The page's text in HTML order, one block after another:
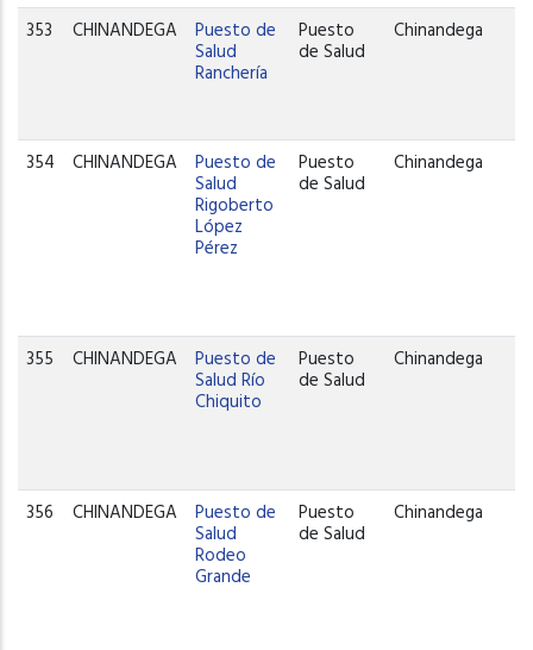
353 CHINANDEGA Puesto de
Salud
Ranchería
Puesto
de Salud
Chinandega
354 CHINANDEGA Puesto de
Salud
Rigoberto
López
Pérez
Puesto
de Salud
Chinandega
355 CHINANDEGA Puesto de
Salud Río
Chiquito
Puesto
de Salud
Chinandega
356 CHINANDEGA Puesto de
Salud
Rodeo
Grande
Puesto
de Salud
Chinandega